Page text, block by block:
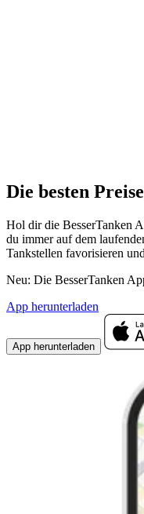
Die besten
Hol dir die BesserTanken
du immer auf dem
Tankstellen favorisieren
Neu: Die BesserTanken
App herunterladen
App herunterladen